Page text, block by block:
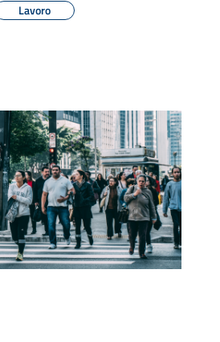
Lavoro